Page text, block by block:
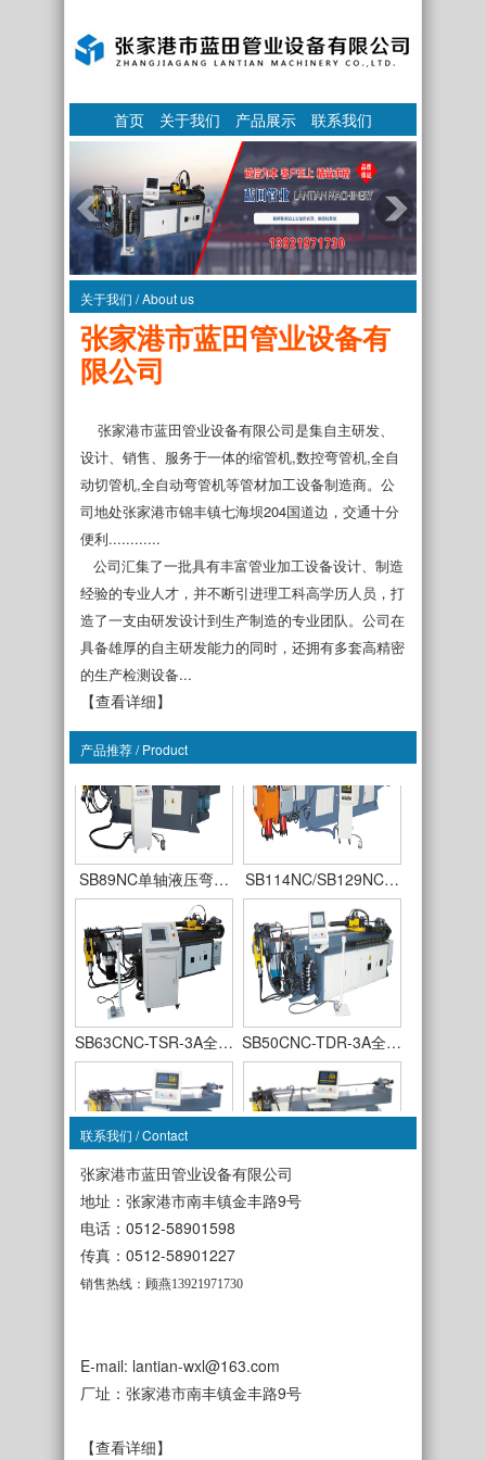
首页 关于我们 产品展示 联系我们
关于我们 / About us
张家港市蓝田管业设备有
限公司
张家港市蓝田管业设备有限公司是集自主研发、
设计、销售、服务于一体的缩管机,数控弯管机,全自
动切管机,全自动弯管机等管材加工设备制造商。公
司地处张家港市锦丰镇七海坝204国道边，交通十分
便利............
公司汇集了一批具有丰富管业加工设备设计、制造
经验的专业人才，并不断引进理工科高学历人员，打
造了一支由研发设计到生产制造的专业团队。公司在
具备雄厚的自主研发能力的同时，还拥有多套高精密
的生产检测设备...
【查看详细】
产品推荐 / Product
SB38NC单轴液压弯…
SB63NC单轴液压弯…
SB89NC单轴液压弯… SB114NC/SB129NC…
SB63CNC-TSR-3A全… SB50CNC-TDR-3A全…
SB38NC单轴液压弯… SB50NC单轴液压弯…
SB63NC单轴液压弯…
联系我们 / Contact
张家港市蓝田管业设备有限公司
地址：张家港市南丰镇金丰路9号
电话：0512-58901598
传真：0512-58901227
销售热线：顾燕13921971730
E-mail: lantian-wxl@163.com
厂址：张家港市南丰镇金丰路9号
【查看详细】